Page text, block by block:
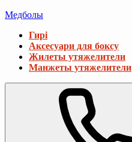
Медболы
Гирі
Аксесуари для боксу
Жилеты утяжелители
Манжеты утяжелители